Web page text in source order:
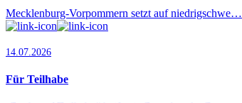
Mecklenburg-Vorpommern setzt auf niedrigschwe…
14.07.2026
Für Teilhabe